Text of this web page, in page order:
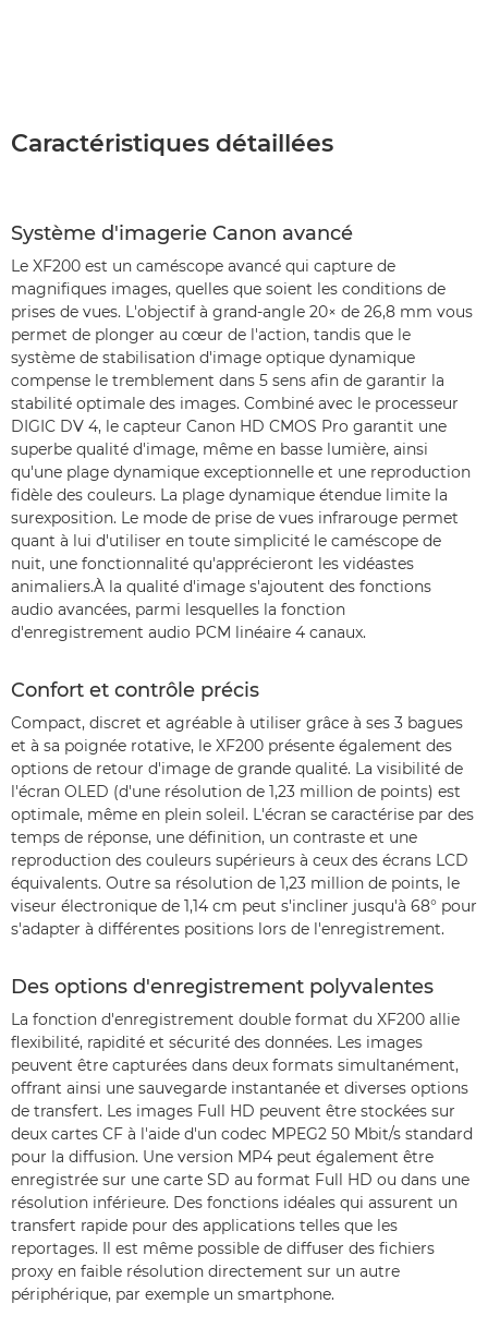
Caractéristiques détaillées
Système d'imagerie Canon avancé
Le XF200 est un caméscope avancé qui capture de
magnifiques images, quelles que soient les conditions de
prises de vues. L'objectif à grand-angle 20× de 26,8 mm vous
permet de plonger au cœur de l'action, tandis que le
système de stabilisation d'image optique dynamique
compense le tremblement dans 5 sens afin de garantir la
stabilité optimale des images. Combiné avec le processeur
DIGIC DV 4, le capteur Canon HD CMOS Pro garantit une
superbe qualité d'image, même en basse lumière, ainsi
qu'une plage dynamique exceptionnelle et une reproduction
fidèle des couleurs. La plage dynamique étendue limite la
surexposition. Le mode de prise de vues infrarouge permet
quant à lui d'utiliser en toute simplicité le caméscope de
nuit, une fonctionnalité qu'apprécieront les vidéastes
animaliers.À la qualité d'image s'ajoutent des fonctions
audio avancées, parmi lesquelles la fonction
d'enregistrement audio PCM linéaire 4 canaux.
Confort et contrôle précis
Compact, discret et agréable à utiliser grâce à ses 3 bagues
et à sa poignée rotative, le XF200 présente également des
options de retour d'image de grande qualité. La visibilité de
l'écran OLED (d'une résolution de 1,23 million de points) est
optimale, même en plein soleil. L'écran se caractérise par des
temps de réponse, une définition, un contraste et une
reproduction des couleurs supérieurs à ceux des écrans LCD
équivalents. Outre sa résolution de 1,23 million de points, le
viseur électronique de 1,14 cm peut s'incliner jusqu'à 68° pour
s'adapter à différentes positions lors de l'enregistrement.
Des options d'enregistrement polyvalentes
La fonction d'enregistrement double format du XF200 allie
flexibilité, rapidité et sécurité des données. Les images
peuvent être capturées dans deux formats simultanément,
offrant ainsi une sauvegarde instantanée et diverses options
de transfert. Les images Full HD peuvent être stockées sur
deux cartes CF à l'aide d'un codec MPEG2 50 Mbit/s standard
pour la diffusion. Une version MP4 peut également être
enregistrée sur une carte SD au format Full HD ou dans une
résolution inférieure. Des fonctions idéales qui assurent un
transfert rapide pour des applications telles que les
reportages. Il est même possible de diffuser des fichiers
proxy en faible résolution directement sur un autre
périphérique, par exemple un smartphone.